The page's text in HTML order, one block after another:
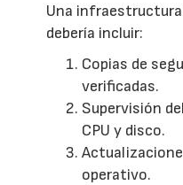
Una infraestructura
debería incluir:
Copias de
verificadas.
Supervisión
CPU y disco.
operativo.